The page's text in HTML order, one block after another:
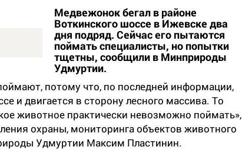
Медвежонок бегал в районе
Воткинского шоссе в Ижевске два
дня подряд. Сейчас его пытаются
поймать специалисты, но попытки
тщетны, сообщили в Минприроды
Удмуртии.
потому что, по последней информации,
и двигается в сторону лесного массива. То
животное практически невозможно поймать»,
охраны, мониторинга объектов животного
Удмуртии Максим Пластинин.